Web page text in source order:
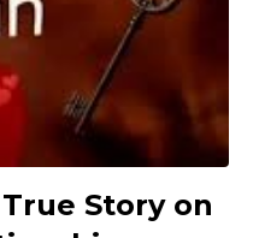
| True Story on